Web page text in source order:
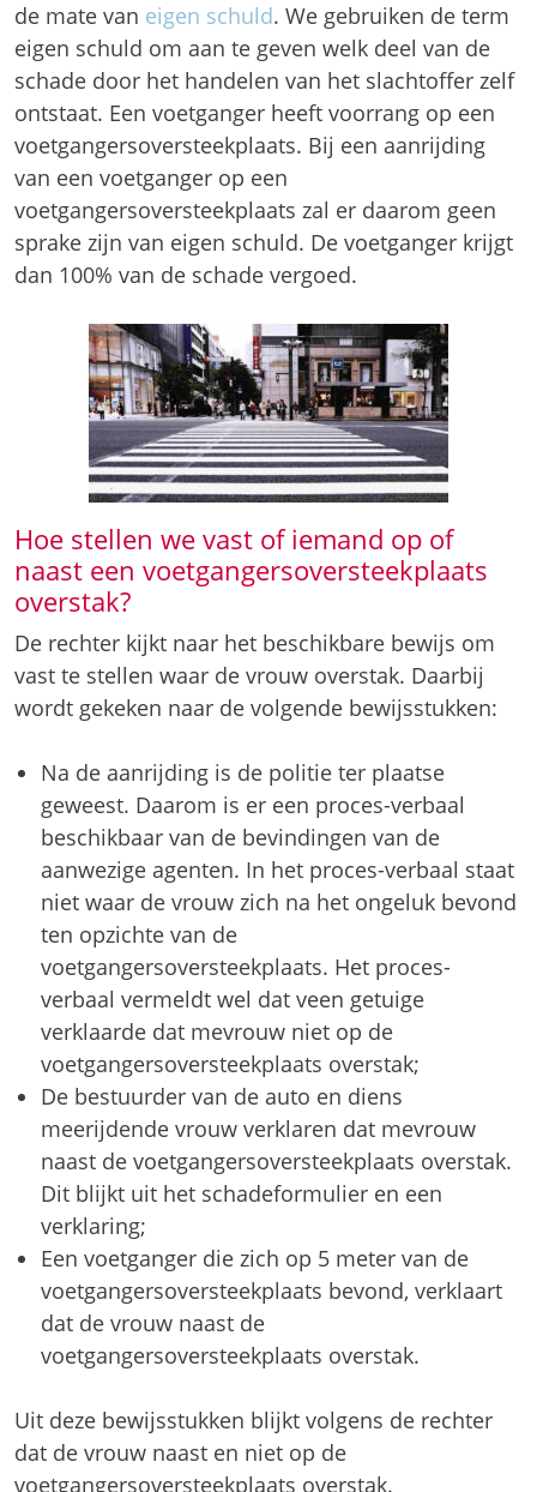
de mate van eigen schuld. We gebruiken de term
eigen schuld om aan te geven welk deel van de
schade door het handelen van het slachtoffer zelf
ontstaat. Een voetganger heeft voorrang op een
voetgangersoversteekplaats. Bij een aanrijding
van een voetganger op een
voetgangersoversteekplaats zal er daarom geen
sprake zijn van eigen schuld. De voetganger krijgt
dan 100% van de schade vergoed.
Hoe stellen we vast of iemand op of
naast een voetgangersoversteekplaats
overstak?
De rechter kijkt naar het beschikbare bewijs om
vast te stellen waar de vrouw overstak. Daarbij
wordt gekeken naar de volgende bewijsstukken:
Na de aanrijding is de politie ter plaatse
geweest. Daarom is er een proces-verbaal
beschikbaar van de bevindingen van de
aanwezige agenten. In het proces-verbaal staat
niet waar de vrouw zich na het ongeluk bevond
ten opzichte van de
voetgangersoversteekplaats. Het proces-
verbaal vermeldt wel dat veen getuige
verklaarde dat mevrouw niet op de
voetgangersoversteekplaats overstak;
De bestuurder van de auto en diens
meerijdende vrouw verklaren dat mevrouw
naast de voetgangersoversteekplaats overstak.
Dit blijkt uit het schadeformulier en een
verklaring;
Een voetganger die zich op 5 meter van de
voetgangersoversteekplaats bevond, verklaart
dat de vrouw naast de
voetgangersoversteekplaats overstak.
Uit deze bewijsstukken blijkt volgens de rechter
dat de vrouw naast en niet op de
voetgangersoversteekplaats overstak.